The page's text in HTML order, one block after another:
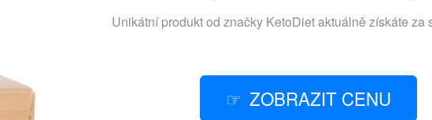
Unikátní produkt od značky KetoDietaktuálně získáte za
ZOBRAZIT CENU